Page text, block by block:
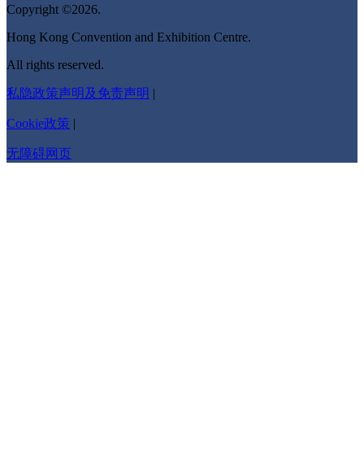
Copyright ©2026.
Hong Kong Convention and Exhibition Centre.
All rights reserved.
私隐政策声明及免责声明 |
Cookie政策 |
无障碍网页